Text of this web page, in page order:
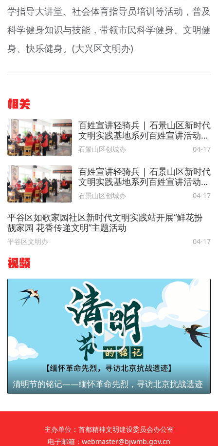
学指导大讲堂、社会体育指导员培训等活动，普及
科学健身知识与技能，带领市民科学健身、文明健
身、快乐健身。(大兴区文明办)
相关
百姓宣讲轻骑兵 | 石景山区新时代
文明实践基地系列百姓宣讲活动引
人入胜
石景山区创城办 04-17
百姓宣讲轻骑兵 | 石景山区新时代
文明实践基地系列百姓宣讲活动引
人入胜
石景山区创城办 04-17
平谷区如歌家园社区新时代文明实践站开展“鲜花扮
靓家园 花香传递文明”主题活动
平谷区文明办 04-17
视频
清明节的铭记——缅怀革命先烈，寻访北京抗战遗迹
主办单位：首都精神文明建设委员会办公室
电子邮箱：webmaster@bjwmb.gov.cn